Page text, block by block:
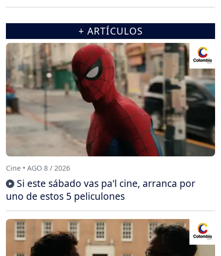
+ ARTÍCULOS
Cine • AGO 8 / 2026
Si este sábado vas pa'l cine, arranca por
uno de estos 5 peliculones